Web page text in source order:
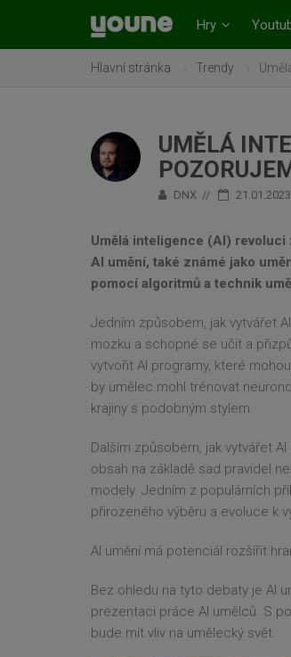
Hry
Hlavní stránka Trendy
UMĚLÁ
DNX
Umělá inteligence (AI) revoluci
AI umění, také známé jako
pomocí algoritmů a technik
Jedním způsobem, jak vytvářet
mozku a schopné se učit a
vytvořit AI programy, které
by umělec mohl trénovat
krajiny s podobným stylem.
Dalším způsobem, jak vytvářet
obsah na základě sad pravidel
modely. Jedním z populárních
přirozeného výběru a evoluce k
AI umění má potenciál rozšířit
Bez ohledu na tyto debaty je AI
prezentaci práce AI umělců. S
bude mít vliv na umělecký svět.